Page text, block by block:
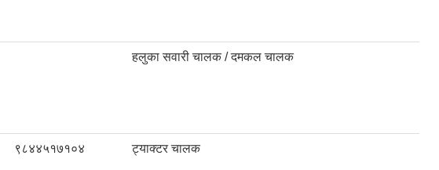
हलुका सवारी चालक / दमकल चालक
९८४४५१७१०४ ट्याक्टर चालक